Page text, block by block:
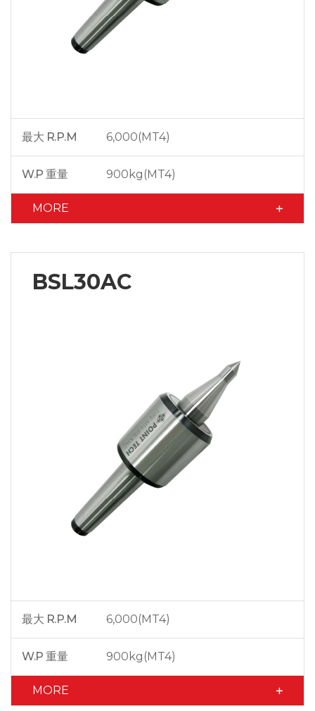
最大 R.P.M 6,000(MT4)
W.P 重量 900kg(MT4)
MORE
BSL30AC
最大 R.P.M 6,000(MT4)
W.P 重量 900kg(MT4)
MORE